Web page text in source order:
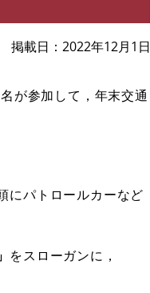
掲載日 2022年12月1日
が参加して，年末交通
にパトロールカーなど
をスローガンに，